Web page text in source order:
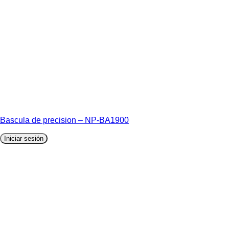
Bascula de precision – NP-BA1900
Iniciar sesión